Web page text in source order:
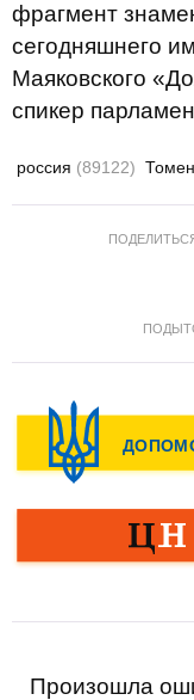
фрагмент
сегодняшнего
Маяковского
спикер
россия (89122)
Произошла